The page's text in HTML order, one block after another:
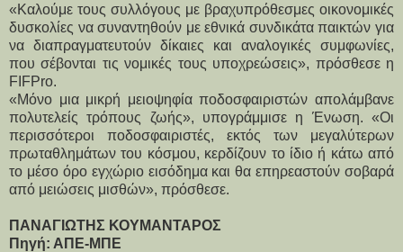
«Καλούμε τους συλλόγους με βραχυπρόθεσμες οικονομικές
δυσκολίες να συναντηθούν με εθνικά συνδικάτα παικτών για
να διαπραγματευτούν δίκαιες και αναλογικές συμφωνίες,
που σέβονται τις νομικές τους υποχρεώσεις», πρόσθεσε η
FIFPro.
«Μόνο μια μικρή μειοψηφία ποδοσφαιριστών απολάμβανε
πολυτελείς τρόπους ζωής», υπογράμμισε η Ένωση. «Οι
περισσότεροι ποδοσφαιριστές, εκτός των μεγαλύτερων
πρωταθλημάτων του κόσμου, κερδίζουν το ίδιο ή κάτω από
το μέσο όρο εγχώριο εισόδημα και θα επηρεαστούν σοβαρά
από μειώσεις μισθών», πρόσθεσε.
ΠΑΝΑΓΙΩΤΗΣ ΚΟΥΜΑΝΤΑΡΟΣ
Πηγή: ΑΠΕ-ΜΠΕ